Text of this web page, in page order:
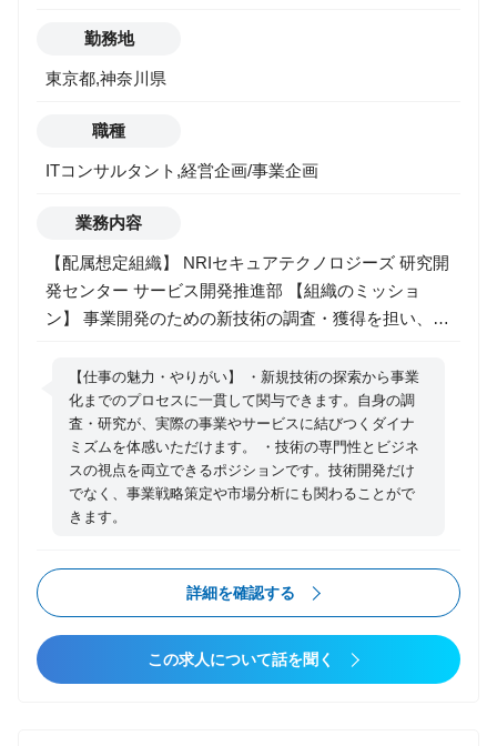
勤務地
東京都,神奈川県
職種
ITコンサルタント,経営企画/事業企画
業務内容
【配属想定組織】 NRIセキュアテクノロジーズ 研究開
発センター サービス開発推進部 【組織のミッショ
ン】 事業開発のための新技術の調査・獲得を担い、将
技術の可能性を探り、事業部と連携しながら、持続的
な成長事業の創出を目指します。 技術調査にとどまら
ず、技術の実用化・事業化を前提とした検討を行い、
PoC（概念実証）を含めた事業仮説の検証を推進しま
す。 【募集職種の期待役割】 本職務では、新たな研
究開発テーマの探索と、事業化の可能性を検討する活
業仮説の構築・検証までを一貫して主導し、事業責任
部署と協働しながら事業化の実現を支援する役割を果
たします。 事業企画の作成、承認獲得に向けたプロセ
スの推進にも関与し、技術とビジネスの両面から成長
戦略を策定します。 【具体的な職務内容】 ・研究開
【仕事の魅力・やりがい】 ・新規技術の探索から事業
化までのプロセスに一貫して関与できます。自身の調
査・研究が、実際の事業やサービスに結びつくダイナ
ミズムを体感いただけます。 ・技術の専門性とビジネ
スの視点を両立できるポジションです。技術開発だけ
でなく、事業戦略策定や市場分析にも関わることがで
きます。
詳細を確認する
この求人について話を聞く